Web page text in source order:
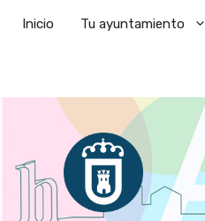
Inicio Tu ayuntamiento